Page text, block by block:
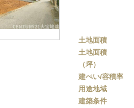
土地面積
土地面積
（坪）
建ぺい/容積率
用途地域
建築条件